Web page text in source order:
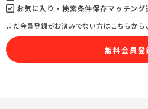
お気に入り・検索条件保存マッチング
まだ会員登録がお済みでない方はこちらから
無料会員登